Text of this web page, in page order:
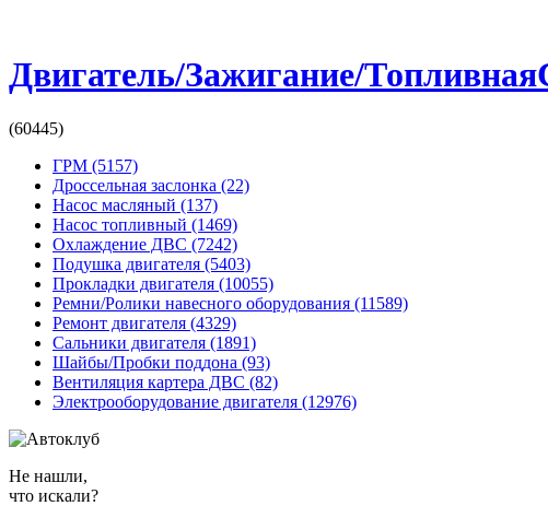
Двигатель/Зажигание/
(60445)
ГРМ (5157)
Дроссельная заслонка (22)
Насос масляный (137)
Насос топливный (1469)
Охлаждение ДВС (7242)
Подушка двигателя (5403)
Прокладки двигателя (10055)
Ремни/Ролики навесного оборудования (11589)
Ремонт двигателя (4329)
Сальники двигателя (1891)
Шайбы/Пробки поддона (93)
Вентиляция картера ДВС (82)
Электрооборудование двигателя (12976)
Не нашли,
что искали?